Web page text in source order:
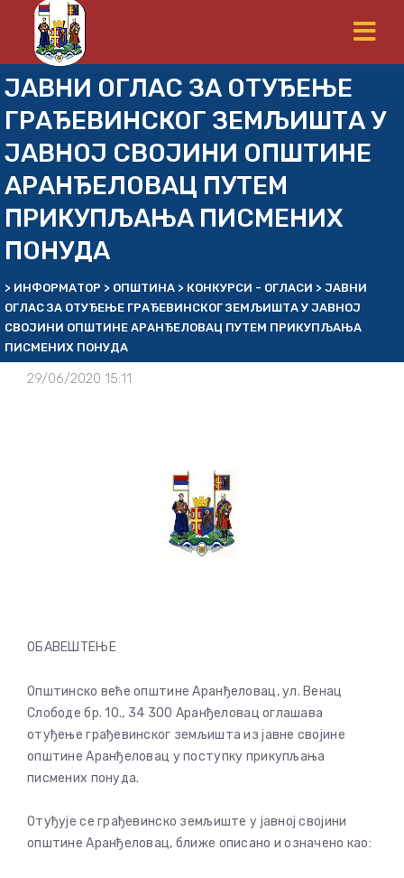
ЈАВНИ ОГЛАС ЗА ОТУЂЕЊЕ
ГРАЂЕВИНСКОГ ЗЕМЉИШТА У
ЈАВНОЈ СВОЈИНИ ОПШТИНЕ
АРАНЂЕЛОВАЦ ПУТЕМ
ПРИКУПЉАЊА ПИСМЕНИХ
ПОНУДА
> ИНФОРМАТОР > ОПШТИНА > КОНКУРСИ - ОГЛАСИ > ЈАВНИ
ОГЛАС ЗА ОТУЂЕЊЕ ГРАЂЕВИНСКОГ ЗЕМЉИШТА У ЈАВНОЈ
СВОЈИНИ ОПШТИНЕ АРАНЂЕЛОВАЦ ПУТЕМ ПРИКУПЉАЊА
ПИСМЕНИХ ПОНУДА
29/06/2020 15:11
ОБАВЕШТЕЊЕ
Општинско веће општине Аранђеловац, ул. Венац
Слободе бр. 10., 34 300 Аранђеловац оглашава
отуђење грађевинског земљишта из јавне својине
општине Аранђеловац у поступку прикупљања
писмених понуда.
Отуђује се грађевинско земљиште у јавној својини
општине Аранђеловац, ближе описано и означено као: